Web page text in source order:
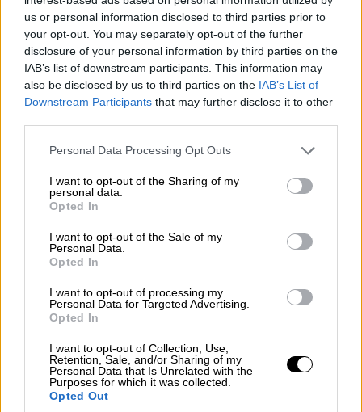
us or personal information disclosed to third parties prior to
your opt-out. You may separately opt-out of the further
disclosure of your personal information by third parties on the
IAB’s list of downstream participants. This information may
also be disclosed by us to third parties on the IAB’s List of
Downstream Participants that may further disclose it to other
Please note that this website/app uses one or more Google
not limited to your visit or usage behaviour. You may click to
grant or deny consent to Google and its third-party tags to
use your data for below specified purposes in below Google
consent section.
Personal Data Processing Opt Outs
I want to opt-out of the Sharing of my
personal data.
Opted In
I want to opt-out of the Sale of my
Personal Data.
Opted In
I want to opt-out of processing my
Personal Data for Targeted Advertising.
Opted In
I want to opt-out of Collection, Use,
Retention, Sale, and/or Sharing of my
Personal Data that Is Unrelated with the
Purposes for which it was collected.
Opted Out
(συμπεριλαμβανομένων εικόνων του σπιτιού
σου) όπου στη μία μεριά φαίνεται το
περιεχόμενο που έβλεπες και στην άλλη
μεριά φαίνεσαι εσύ... ας πούμε ότι ξέρεις τι
εννοώ. Με ένα κλικ, μπορώ να τα στείλω σε
όλες σου τις επαφές», αναφέρει ο
αποστολέας της νέας ηλεκτρονικής